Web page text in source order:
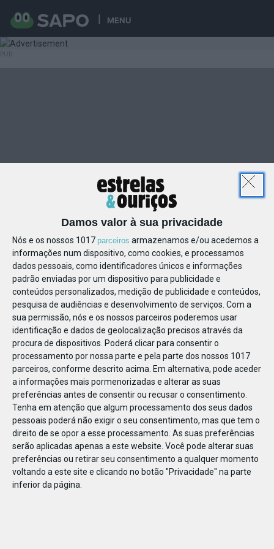
MENU
Damos valor à sua privacidade
Nós e os nossos 1017 parceiros armazenamos e/ou acedemos a
informações num dispositivo, como cookies, e processamos
dados pessoais, como identificadores únicos e informações
padrão enviadas por um dispositivo para publicidade e
conteúdos personalizados, medição de publicidade e conteúdos,
pesquisa de audiências e desenvolvimento de serviços. Com a
sua permissão, nós e os nossos parceiros poderemos usar
identificação e dados de geolocalização precisos através da
procura de dispositivos. Poderá clicar para consentir o
processamento por nossa parte e pela parte dos nossos 1017
parceiros, conforme descrito acima. Em alternativa, pode aceder
a informações mais pormenorizadas e alterar as suas
preferências antes de consentir ou recusar o consentimento.
Tenha em atenção que algum processamento dos seus dados
pessoais poderá não exigir o seu consentimento, mas que tem o
direito de se opor a esse processamento. As suas preferências
serão aplicadas apenas a este website. Você pode alterar suas
preferências ou retirar seu consentimento a qualquer momento
voltando a este site e clicando no botão "Privacidade" na parte
inferior da página.
817621322197440